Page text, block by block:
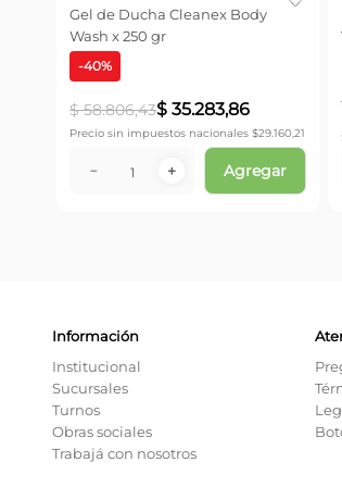
Gel de Ducha Cleanex Body
Wash x 250 gr
-40%
$ 58.806,43$ 35.283,86
Precio sin impuestos nacionales $29.160,21
＋
－ Agregar
Información
Institucional
Sucursales
Turnos
Obras sociales
Trabajá con nosotros